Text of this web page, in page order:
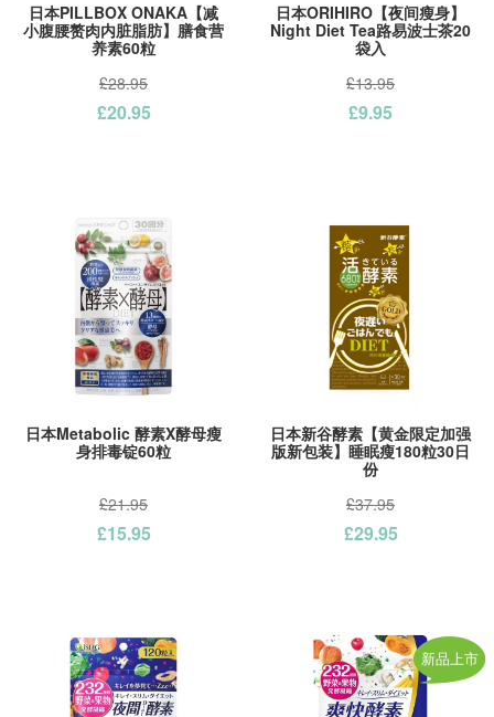
日本PILLBOX ONAKA【减
小腹腰赘肉内脏脂肪】膳食营
养素60粒
£28.95
£20.95
日本ORIHIRO【夜间瘦身】
Night Diet Tea路易波士茶20
袋入
£13.95
£9.95
日本Metabolic 酵素X酵母瘦
身排毒锭60粒
£21.95
£15.95
日本新谷酵素【黄金限定加强
版新包装】睡眠瘦180粒30日
份
£37.95
£29.95
新品上市